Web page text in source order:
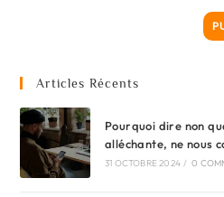
Articles Récents
Pourquoi dire non
alléchante, ne nous
31 OCTOBRE 2024 / 0